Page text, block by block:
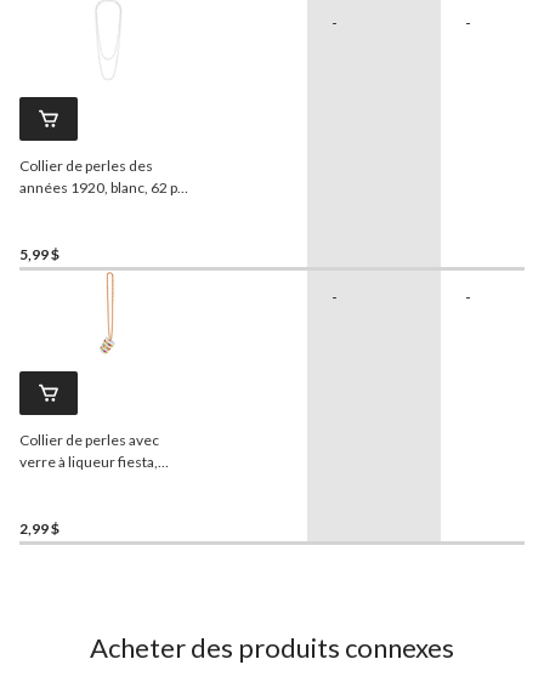
Collier de perles des
années 1920, blanc, 62 po,
5,99 $
- -
Collier de perles avec
verre à liqueur fiesta,
pour l'Halloween
2,99 $
- -
Acheter des produits connexes